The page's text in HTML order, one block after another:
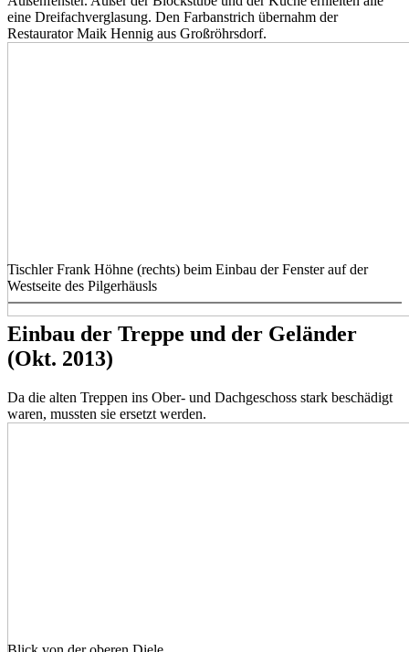
eine Dreifachverglasung. Den Farbanstrich übernahm der
Restaurator Maik Hennig aus Großröhrsdorf.
Tischler Frank Höhne (rechts) beim Einbau der Fenster auf der
Westseite des Pilgerhäusls
Einbau der Treppe und der Geländer
(Okt. 2013)
Da die alten Treppen ins Ober- und Dachgeschoss stark beschädigt
waren, mussten sie ersetzt werden.